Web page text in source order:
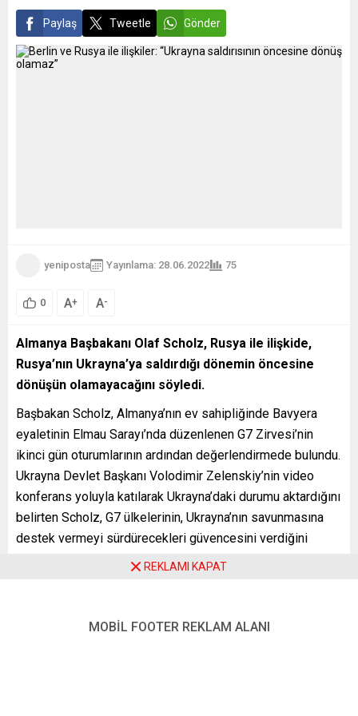
Paylaş Tweetle Gönder
yeniposta Yayınlama: 28.06.2022 75
0 A+ A-
Almanya Başbakanı Olaf Scholz, Rusya ile ilişkide,
Rusya’nın Ukrayna’ya saldırdığı dönemin öncesine
dönüşün olamayacağını söyledi.
Başbakan Scholz, Almanya’nın ev sahipliğinde Bavyera
eyaletinin Elmau Sarayı’nda düzenlenen G7 Zirvesi’nin
ikinci gün oturumlarının ardından değerlendirmede bulundu.
Ukrayna Devlet Başkanı Volodimir Zelenskiy’nin video
konferans yoluyla katılarak Ukrayna’daki durumu aktardığını
belirten Scholz, G7 ülkelerinin, Ukrayna’nın savunmasına
destek vermeyi sürdürecekleri güvencesini verdiğini
aktardı. Scholz, bu savaşın uluslararası ilişkilerde bir
bozduğunu dile getirdi.
REKLAMI KAPAT
MOBİL FOOTER REKLAM ALANI